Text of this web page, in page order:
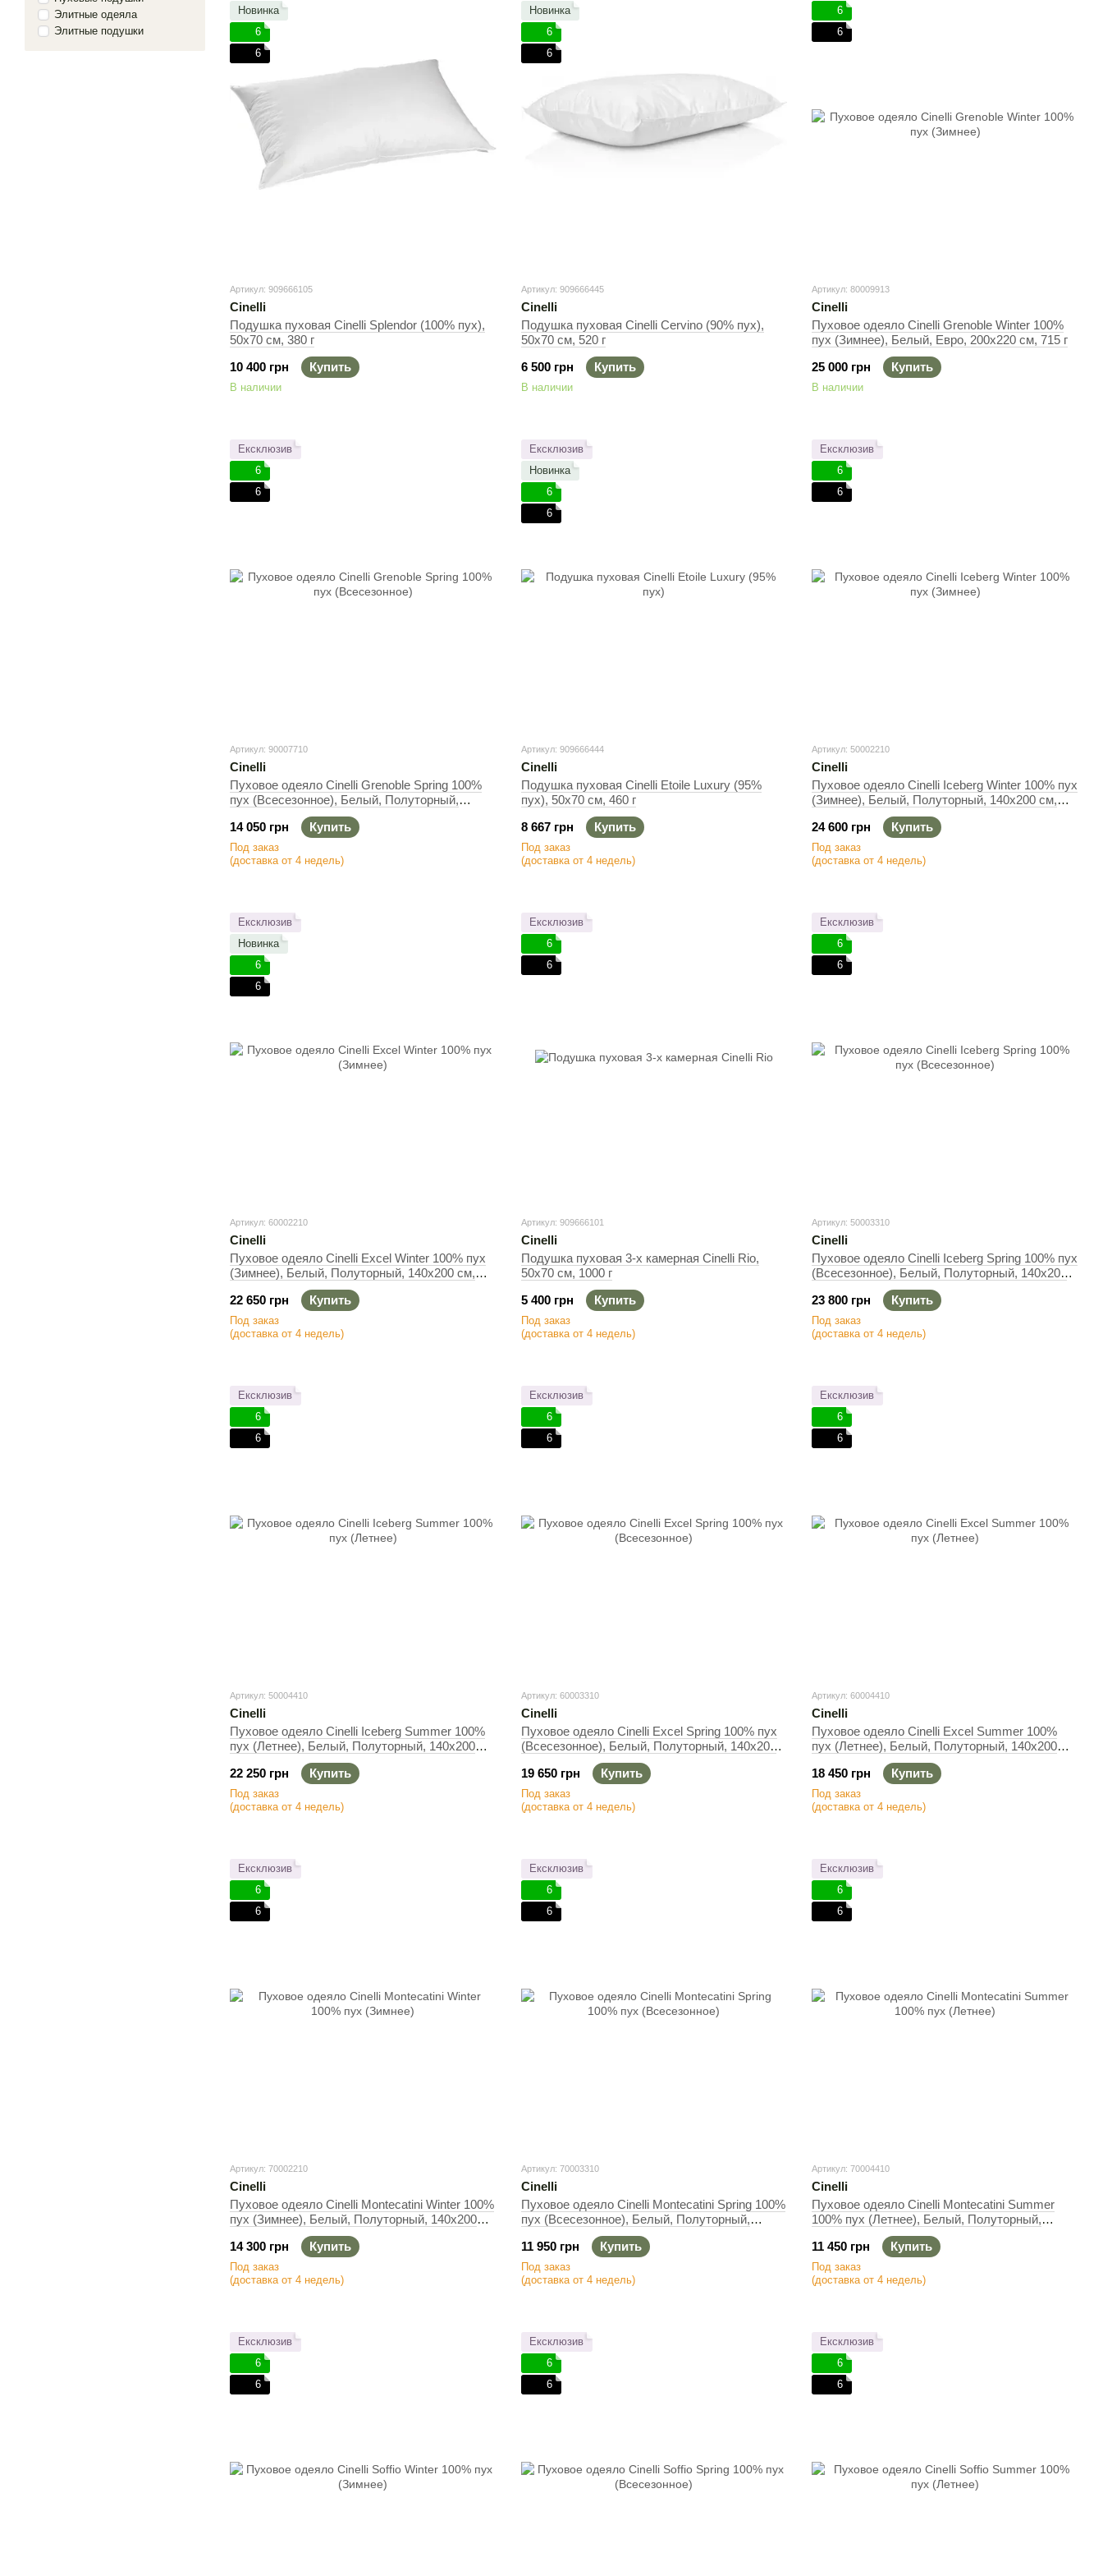
Новинка
6
6
Артикул: 909666105
Cinelli
Подушка пуховая Cinelli Splendor (100% пух),
50х70 см, 380 г
10 400 грн
Купить
В наличии
Новинка
6
6
Артикул: 909666445
Cinelli
Подушка пуховая Cinelli Cervino (90% пух),
50х70 см, 520 г
6 500 грн
Купить
В наличии
6
6
Артикул: 80009913
Cinelli
Пуховое одеяло Cinelli Grenoble Winter 100%
пух (Зимнее), Белый, Евро, 200х220 см, 715 г
25 000 грн
Купить
В наличии
Ексклюзив
6
6
Артикул: 90007710
Cinelli
Пуховое одеяло Cinelli Grenoble Spring 100%
пух (Всесезонное), Белый, Полуторный,
140х200 см, 390 г
14 050 грн
Купить
Под заказ
(доставка от 4 недель)
Ексклюзив
Новинка
6
6
Артикул: 909666444
Cinelli
Подушка пуховая Cinelli Etoile Luxury (95%
пух), 50х70 см, 460 г
8 667 грн
Купить
Под заказ
(доставка от 4 недель)
Ексклюзив
6
6
Артикул: 50002210
Cinelli
Пуховое одеяло Cinelli Iceberg Winter 100% пух
(Зимнее), Белый, Полуторный, 140х200 см,
24 600 грн
Купить
Под заказ
(доставка от 4 недель)
Ексклюзив
Новинка
6
6
Артикул: 60002210
Cinelli
Пуховое одеяло Cinelli Excel Winter 100% пух
(Зимнее), Белый, Полуторный, 140х200 см,
22 650 грн
Купить
Под заказ
(доставка от 4 недель)
Ексклюзив
6
6
Артикул: 909666101
Cinelli
Подушка пуховая 3-х камерная Cinelli Rio,
50х70 см, 1000 г
5 400 грн
Купить
Под заказ
(доставка от 4 недель)
Ексклюзив
6
6
Артикул: 50003310
Cinelli
Пуховое одеяло Cinelli Iceberg Spring 100% пух
(Всесезонное), Белый, Полуторный, 140х200
23 800 грн
Купить
Под заказ
(доставка от 4 недель)
Ексклюзив
6
6
Артикул: 50004410
Cinelli
Пуховое одеяло Cinelli Iceberg Summer 100%
пух (Летнее), Белый, Полуторный, 140х200
22 250 грн
Купить
Под заказ
(доставка от 4 недель)
Ексклюзив
6
6
Артикул: 60003310
Cinelli
Пуховое одеяло Cinelli Excel Spring 100% пух
(Всесезонное), Белый, Полуторный, 140х200
19 650 грн
Купить
Под заказ
(доставка от 4 недель)
Ексклюзив
6
6
Артикул: 60004410
Cinelli
Пуховое одеяло Cinelli Excel Summer 100%
пух (Летнее), Белый, Полуторный, 140х200
18 450 грн
Купить
Под заказ
(доставка от 4 недель)
Ексклюзив
6
6
Артикул: 70002210
Cinelli
Пуховое одеяло Cinelli Montecatini Winter 100%
пух (Зимнее), Белый, Полуторный, 140х200
14 300 грн
Купить
Под заказ
(доставка от 4 недель)
Ексклюзив
6
6
Артикул: 70003310
Cinelli
Пуховое одеяло Cinelli Montecatini Spring 100%
пух (Всесезонное), Белый, Полуторный,
140х200 см, 380 г
11 950 грн
Купить
Под заказ
(доставка от 4 недель)
Ексклюзив
6
6
Артикул: 70004410
Cinelli
Пуховое одеяло Cinelli Montecatini Summer
100% пух (Летнее), Белый, Полуторный,
140х200 см, 300 г
11 450 грн
Купить
Под заказ
(доставка от 4 недель)
Ексклюзив
6
6
Ексклюзив
6
6
Ексклюзив
6
6
Элитные одеяла
Элитные подушки